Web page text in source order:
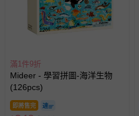
滿1件9折
Mideer - 學習拼圖-海洋生物
(126pcs)
即將售完